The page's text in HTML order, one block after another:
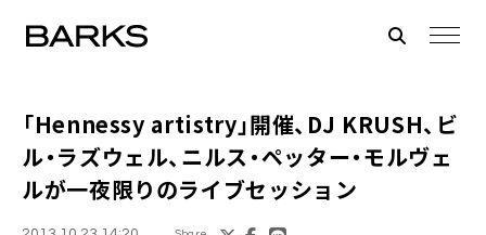
「Hennessy artistry」開催、 DJ KRUSH、 ビ
ル・ラズウェル、 ニルス・ペッター・モルヴェ
ルが一夜限りのライブセッション